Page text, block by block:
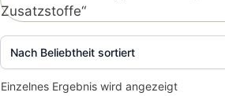
Zusatzstoffe“
Einzelnes Ergebnis wird angezeigt